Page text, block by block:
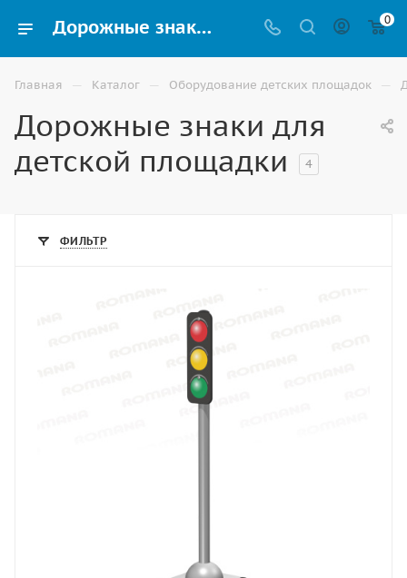
Дорожные знаки для детского сада купить в Волгограде 0
Главная — Каталог — Оборудование детских площадок —
Дорожные знаки для
детской площадки
4
ФИЛЬТР